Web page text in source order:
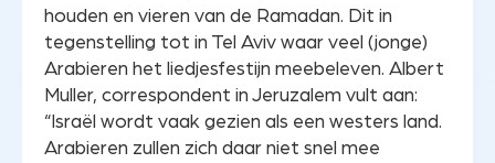
houden en vieren van de Ramadan. Dit in
tegenstelling tot in Tel Aviv waar veel (jonge)
Arabieren het liedjesfestijn meebeleven. Albert
Muller, correspondent in Jeruzalem vult aan:
“Israël wordt vaak gezien als een westers land.
Arabieren zullen zich daar niet snel mee